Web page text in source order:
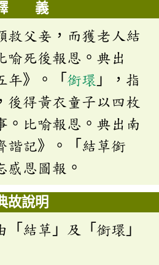
義
救父妾，而獲老人結
喻死後報恩。典出
年》。「 銜環 」，指
後得黃衣童子以四枚
。比喻報恩。典出南
諧記》。「結草銜
感恩圖報。
故說明
「結草」及「銜環」